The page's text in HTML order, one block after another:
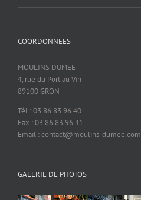
COORDONNEES
MOULINS DUMEE
4, rue du Port au Vin
89100 GRON
Tél : 03 86 83 96 40
Fax : 03 86 83 96 41
Email : contact@moulins-dumee.com
GALERIE DE PHOTOS